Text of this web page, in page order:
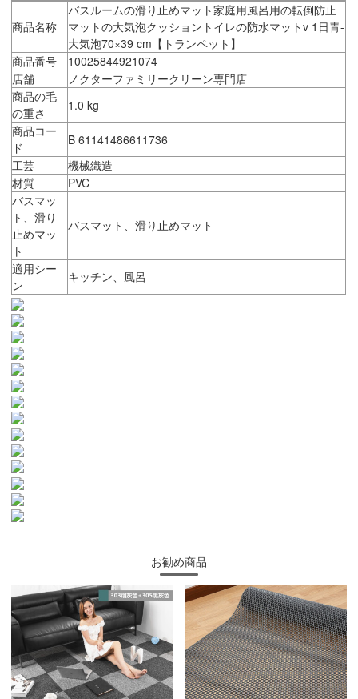
商品名称
バスルームの滑り止めマット家庭用風呂用の転倒防止
マットの大気泡クッショントイレの防水マットv 1日青-
大気泡70×39 cm【トランペット】
商品番号
10025844921074
店舗
ノクターファミリークリーン専門店
商品の毛
の重さ
1.0 kg
商品コー
ド
B 61141486611736
工芸
機械織造
材質
PVC
バスマッ
ト、滑り
止めマッ
ト
バスマット、滑り止めマット
適用シー
ン
キッチン、風呂
お勧め商品